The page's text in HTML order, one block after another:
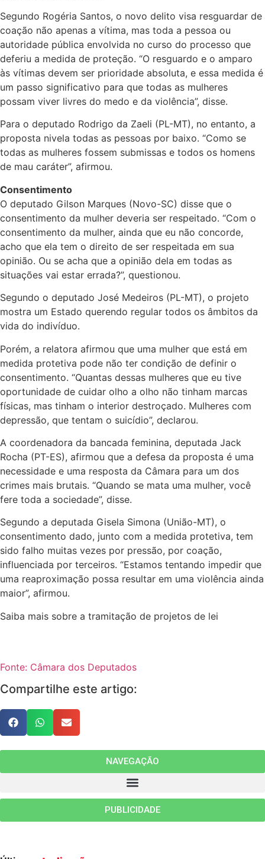
Segundo Rogéria Santos, o novo delito visa resguardar de
coação não apenas a vítima, mas toda a pessoa ou
autoridade pública envolvida no curso do processo que
deferiu a medida de proteção. “O resguardo e o amparo
às vítimas devem ser prioridade absoluta, e essa medida é
um passo significativo para que todas as mulheres
possam viver livres do medo e da violência”, disse.
Para o deputado Rodrigo da Zaeli (PL-MT), no entanto, a
proposta nivela todas as pessoas por baixo. “Como se
todas as mulheres fossem submissas e todos os homens
de mau caráter”, afirmou.
Consentimento
O deputado Gilson Marques (Novo-SC) disse que o
consentimento da mulher deveria ser respeitado. “Com o
consentimento da mulher, ainda que eu não concorde,
acho que ela tem o direito de ser respeitada em sua
opinião. Ou se acha que a opinião dela em todas as
situações vai estar errada?”, questionou.
Segundo o deputado José Medeiros (PL-MT), o projeto
mostra um Estado querendo regular todos os âmbitos da
vida do indivíduo.
Porém, a relatora afirmou que uma mulher que está em
medida protetiva pode não ter condição de definir o
consentimento. “Quantas dessas mulheres que eu tive
oportunidade de cuidar olho a olho não tinham marcas
físicas, mas tinham o interior destroçado. Mulheres com
depressão, que tentam o suicídio”, declarou.
A coordenadora da bancada feminina, deputada Jack
Rocha (PT-ES), afirmou que a defesa da proposta é uma
necessidade e uma resposta da Câmara para um dos
crimes mais brutais. “Quando se mata uma mulher, você
fere toda a sociedade”, disse.
Segundo a deputada Gisela Simona (União-MT), o
consentimento dado, junto com a medida protetiva, tem
sido falho muitas vezes por pressão, por coação,
influenciada por terceiros. “Estamos tentando impedir que
uma reaproximação possa resultar em uma violência ainda
maior”, afirmou.
Saiba mais sobre a tramitação de projetos de lei
Fonte: Câmara dos Deputados
Compartilhe este artigo:
NAVEGAÇÃO
PUBLICIDADE